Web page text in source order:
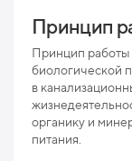
Принцип
Принцип работы
биологической
в
органику и
питания.